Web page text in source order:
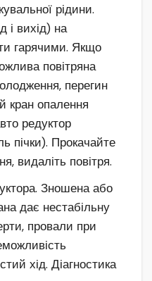
рідини.
і вихід) на
гарячими. Якщо
повітряна
перегин
кран опалення
редуктор
пічки). Прокачайте
видаліть повітря.
Зношена або
дає нестабільну
провали при
хід. Діагностика